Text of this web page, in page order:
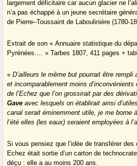
largement déficitaire car aucun glacier ne
n’a pas échappé à un jeune secrétaire
de Pierre–Toussaint de Laboulinière (1780-
Extrait de son « Annuaire statistique du
Pyrénées…. » Tarbes 1807, 411 pages +
«D’ailleurs le même but pourrait être rempli
et incomparablement moins
de l’Echez que l’on grossirait par des
Gave avec lesquels on établirait ainsi
canal serait éminemment utile, je me borne
l’été elles (les eaux) seraient employées à
Si vous pensiez que l’idée de transférer des
Echez était sortie d’un carton de
déçu : elle a au moins 200 ans.